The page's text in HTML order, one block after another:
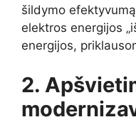
šildymo
elektros energijos
energijos,
2.